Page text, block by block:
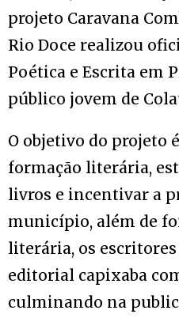
projeto Caravana
Rio Doce realizou
Poética e Escrita em
público jovem de
O objetivo do projeto
formação literária,
livros e incentivar a
município, além de
literária, os
editorial capixaba
culminando na